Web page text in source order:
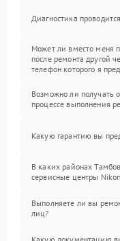
Диагностика
Может ли вместо меня
после ремонта другой
телефон которого я
Возможно ли получать
процессе выполнения
Какую гарантию вы
В каких районах
сервисные центры
Выполняете ли вы
лиц?